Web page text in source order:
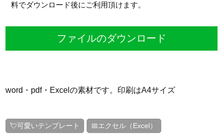
料でダウンロード後にご利用頂けます。
ファイルのダウンロード
word・pdf・Excelの素材です。印刷はA4サイズ
💘可愛いテンプレート 📅エクセル（Excel）